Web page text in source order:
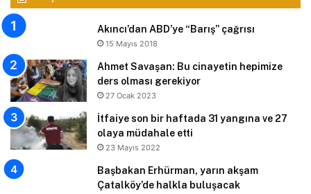
Akıncı’dan ABD’ye “Barış” çağrısı
15 Mayıs 2018
Ahmet Savaşan: Bu cinayetin hepimize
ders olması gerekiyor
27 Ocak 2023
İtfaiye son bir haftada 31 yangına ve 27
olaya müdahale etti
23 Mayıs 2022
Başbakan Erhürman, yarın akşam
Çatalköy’de halkla buluşacak